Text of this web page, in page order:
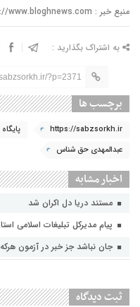
منبع خبر : https://www.bloghnews.com
به اشتراک بگذارید :
?p=2371
برچسب ها
https://sabzsorkh.ir
عبدالمهدی حق شناس
اخبار مشابه
مستند دریا دل اکران شد
پیام مدیرکل تبلیغات اسلامی
جان نباشد جز خبر در آزمون
ثبت دیدگاه